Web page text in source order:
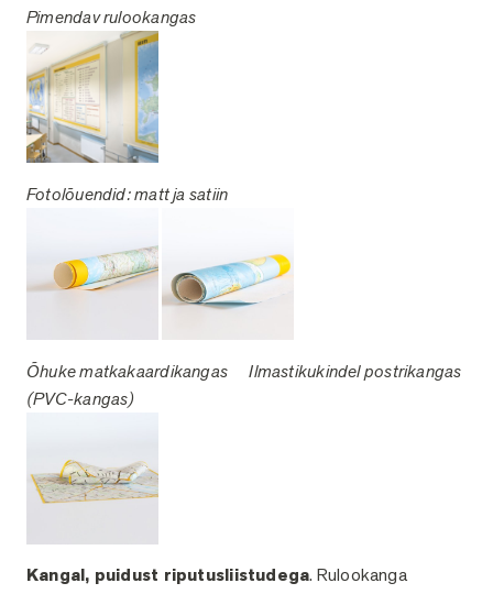
Pimendav rulookangas
Fotolõuendid: matt ja satiin
Õhuke matkakaardikangasIlmastikukindel postrikangas
(PVC-kangas)
Kangal, puidust riputusliistudega. Rulookanga